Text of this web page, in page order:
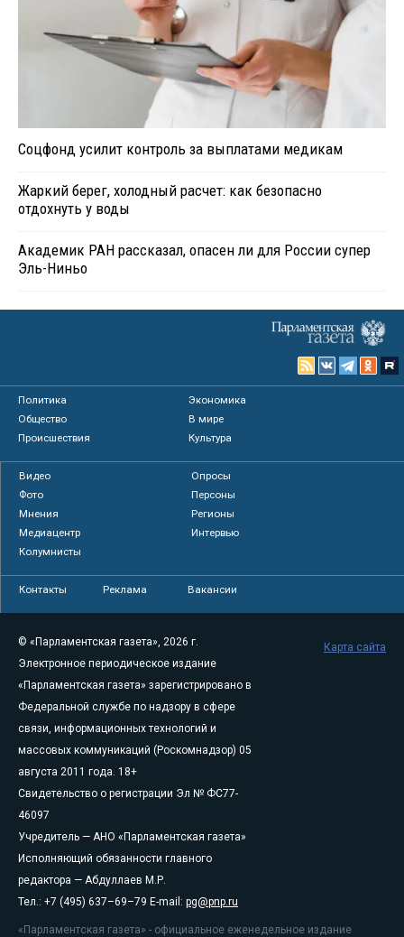
Соцфонд усилит контроль за выплатами медикам
Жаркий берег, холодный расчет: как безопасно
отдохнуть у воды
Академик РАН рассказал, опасен ли для России супер
Эль-Ниньо
Политика
Экономика
Общество
В мире
Происшествия
Культура
Видео
Опросы
Фото
Персоны
Мнения
Регионы
Медиацентр
Интервью
Колумнисты
Контакты Реклама Вакансии
© «Парламентская газета», 2026 г.
Электронное периодическое издание
«Парламентская газета» зарегистрировано в
Федеральной службе по надзору в сфере
связи, информационных технологий и
массовых коммуникаций (Роскомнадзор) 05
августа 2011 года. 18+
Свидетельство о регистрации Эл № ФС77-
46097
Учредитель — АНО «Парламентская газета»
Исполняющий обязанности главного
редактора — Абдуллаев М.Р.
Тел.: +7 (495) 637–69–79 E-mail: pg@pnp.ru
«Парламентская газета» - официальное еженедельное издание
Карта сайта